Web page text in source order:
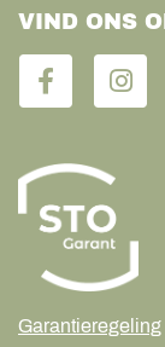
VIND ONS
Garantieregeling